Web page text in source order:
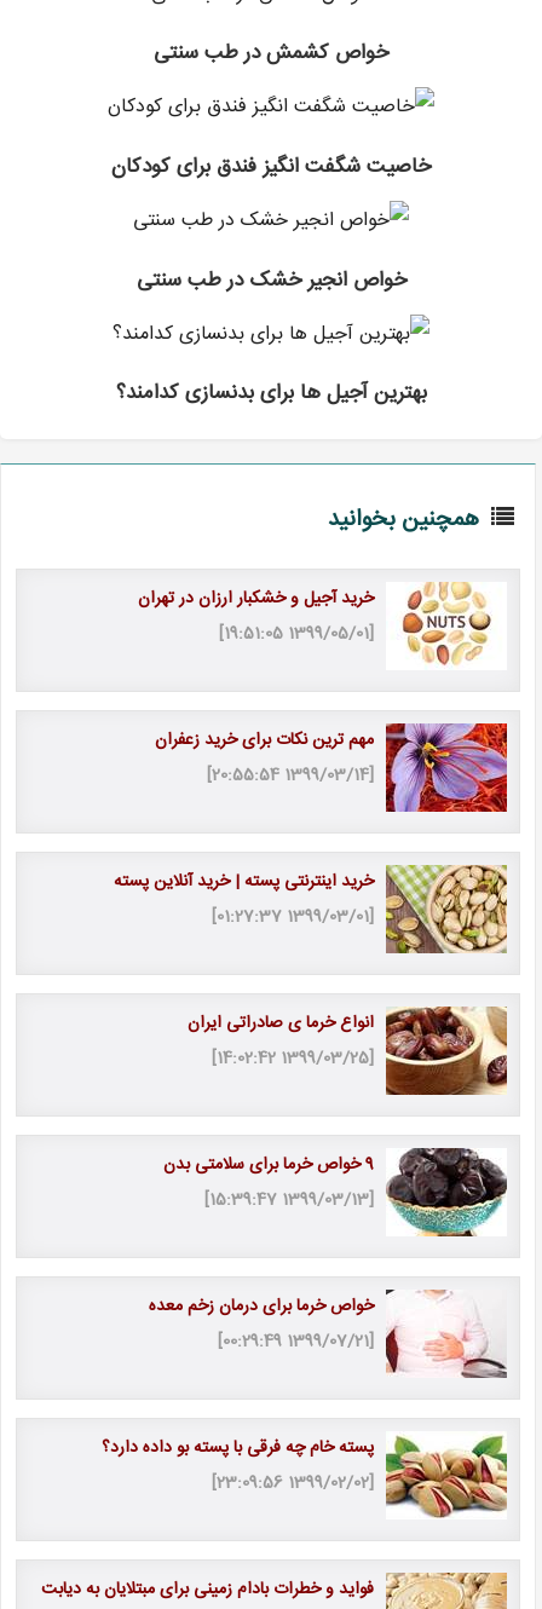
خواص کشمش در طب سنتی
خاصیت شگفت انگیز فندق برای کودکان
خواص انجیر خشک در طب سنتی
بهترین آجیل ها برای بدنسازی کدامند؟
همچنین بخوانید
خرید آجیل و خشکبار ارزان در تهران
[1399/05/01 19:51:05]
مهم ترین نکات برای خرید زعفران
[1399/03/14 20:55:54]
خرید اینترنتی پسته | خرید آنلاین پسته
[1399/03/01 01:27:37]
انواع خرما ی صادراتی ایران
[1399/03/25 14:02:42]
9 خواص خرما برای سلامتی بدن
[1399/03/13 15:39:47]
خواص خرما برای درمان زخم معده
[1399/07/21 00:29:49]
پسته خام چه فرقی با پسته بو داده دارد؟
[1399/02/02 23:09:56]
فواید و خطرات بادام زمینی برای مبتلایان به دیابت